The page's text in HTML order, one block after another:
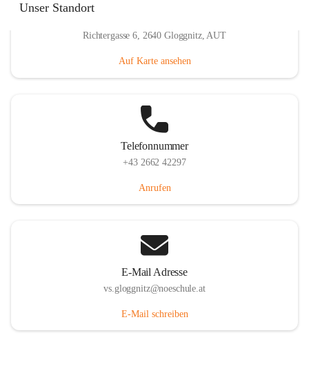
Unser Standort
Richtergasse 6, 2640 Gloggnitz, AUT
Auf Karte ansehen
Telefonnummer
+43 2662 42297
Anrufen
E-Mail Adresse
vs.gloggnitz@noeschule.at
E-Mail schreiben